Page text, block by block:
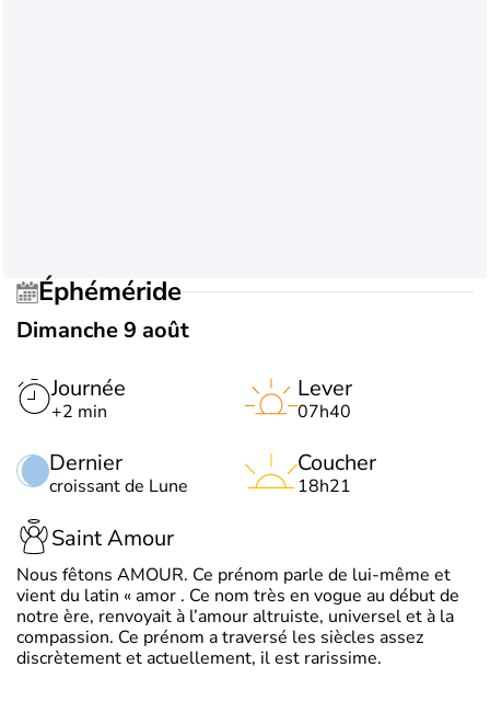
Éphéméride
Dimanche 9 août
Journée
+2 min
Dernier
croissant de Lune
Lever
07h40
Coucher
18h21
Saint Amour
Nous fêtons AMOUR. Ce prénom parle de lui-même et
vient du latin « amor . Ce nom très en vogue au début de
notre ère, renvoyait à l’amour altruiste, universel et à la
compassion. Ce prénom a traversé les siècles assez
discrètement et actuellement, il est rarissime.